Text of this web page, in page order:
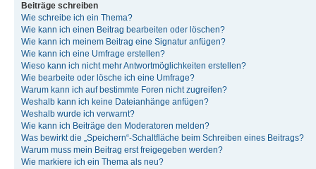
Beiträge schreiben
Wie schreibe ich ein Thema?
Wie kann ich einen Beitrag bearbeiten oder löschen?
Wie kann ich meinem Beitrag eine Signatur anfügen?
Wie kann ich eine Umfrage erstellen?
Wieso kann ich nicht mehr Antwortmöglichkeiten erstellen?
Wie bearbeite oder lösche ich eine Umfrage?
Warum kann ich auf bestimmte Foren nicht zugreifen?
Weshalb kann ich keine Dateianhänge anfügen?
Weshalb wurde ich verwarnt?
Wie kann ich Beiträge den Moderatoren melden?
Was bewirkt die „Speichern“-Schaltfläche beim Schreiben eines Beitrags?
Warum muss mein Beitrag erst freigegeben werden?
Wie markiere ich ein Thema als neu?